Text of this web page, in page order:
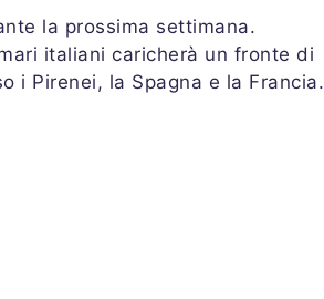
la prossima settimana.
italiani caricherà un fronte di
i Pirenei, la Spagna e la Francia.